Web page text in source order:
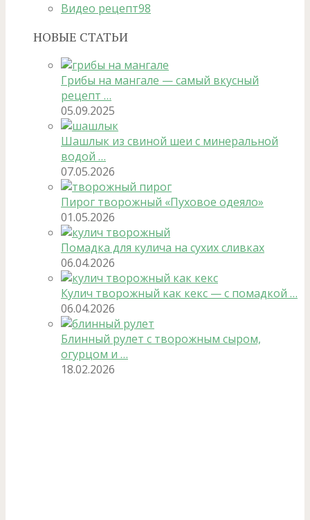
Видео рецепт98
НОВЫЕ СТАТЬИ
Грибы на мангале — самый вкусный
рецепт …
05.09.2025
Шашлык из свиной шеи с минеральной
водой …
07.05.2026
Пирог творожный «Пуховое одеяло»
01.05.2026
Помадка для кулича на сухих сливках
06.04.2026
Кулич творожный как кекс — с помадкой …
06.04.2026
Блинный рулет с творожным сыром,
огурцом и …
18.02.2026